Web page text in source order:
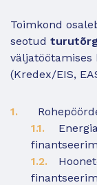
Toimkond
seotud
väljatöötamises
(Kredex/EIS,